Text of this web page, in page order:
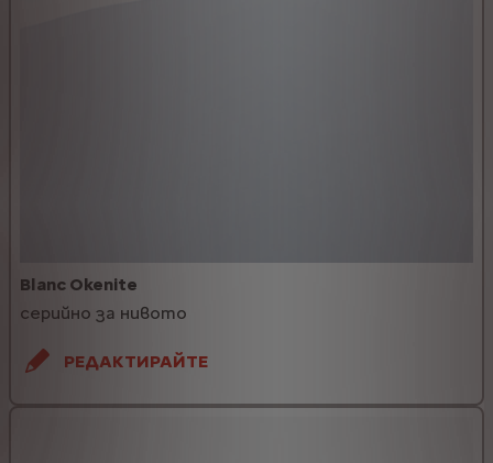
Blanc Okenite
серийно за нивото
РЕДАКТИРАЙТЕ